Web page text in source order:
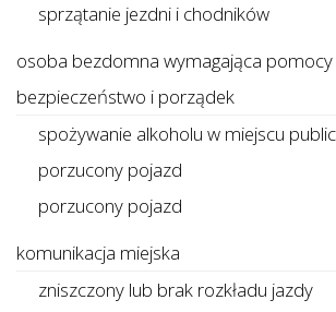
sprzątanie jezdni i chodników
osoba bezdomna wymagająca pomocy
bezpieczeństwo i porządek
spożywanie alkoholu w miejscu
porzucony pojazd
porzucony pojazd
komunikacja miejska
zniszczony lub brak rozkładu jazdy